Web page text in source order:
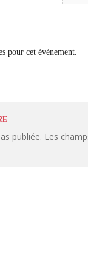
pour cet évènement.
publiée. Les